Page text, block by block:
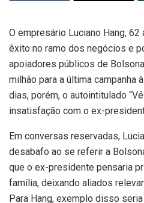
O empresário Luciano Hang,
êxito no ramo dos negócios e
apoiadores públicos de
milhão para a última campanha
dias, porém, o autointitulado
insatisfação com o ex-
Em conversas reservadas,
desabafo ao se referir a
que o ex-presidente pensaria
família, deixando aliados
Para Hang, exemplo disso